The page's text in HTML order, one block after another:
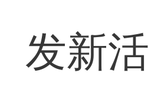
发新活